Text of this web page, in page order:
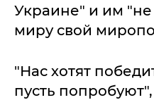
Украине" и им "не
миру свой
"Нас хотят
пусть